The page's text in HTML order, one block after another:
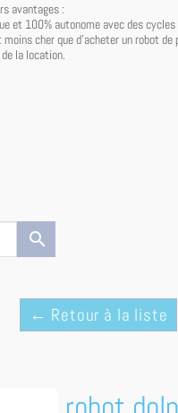
avantages :
et 100% autonome avec des
cher que d'acheter un robot de
la location.
search
← Retour à la liste